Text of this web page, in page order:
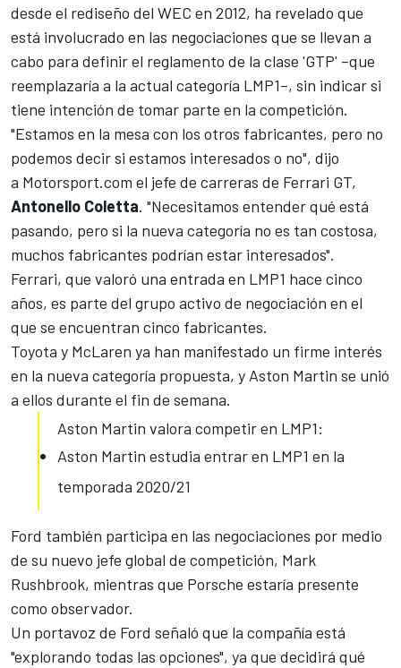
desde el rediseño del WEC en 2012, ha revelado que
está involucrado en las negociaciones que se llevan a
cabo para definir el reglamento de la clase 'GTP' –que
reemplazaría a la actual categoría LMP1–, sin indicar si
tiene intención de tomar parte en la competición.
"Estamos en la mesa con los otros fabricantes, pero no
podemos decir si estamos interesados o no", dijo
a Motorsport.com el jefe de carreras de Ferrari GT,
Antonello Coletta. "Necesitamos entender qué está
pasando, pero si la nueva categoría no es tan costosa,
muchos fabricantes podrían estar interesados".
Ferrari, que valoró una entrada en LMP1 hace cinco
años, es parte del grupo activo de negociación en el
que se encuentran cinco fabricantes.
Toyota y McLaren ya han manifestado un firme interés
en la nueva categoría propuesta, y Aston Martin se unió
a ellos durante el fin de semana.
Aston Martin valora competir en LMP1:
Aston Martin estudia entrar en LMP1 en la
temporada 2020/21
Ford también participa en las negociaciones por medio
de su nuevo jefe global de competición, Mark
Rushbrook, mientras que Porsche estaría presente
como observador.
Un portavoz de Ford señaló que la compañía está
"explorando todas las opciones", ya que decidirá qué